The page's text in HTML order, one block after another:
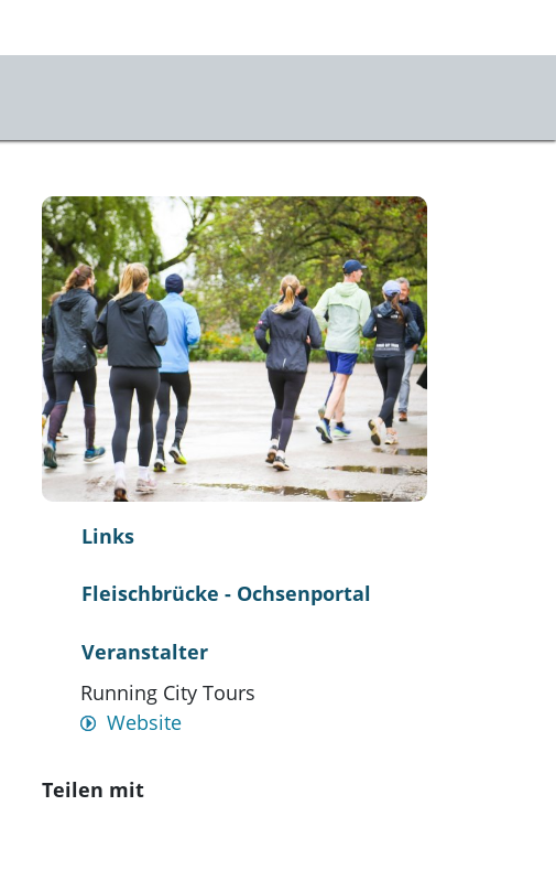
Links
Fleischbrücke - Ochsenportal
Veranstalter
Running City Tours
Website
Teilen mit